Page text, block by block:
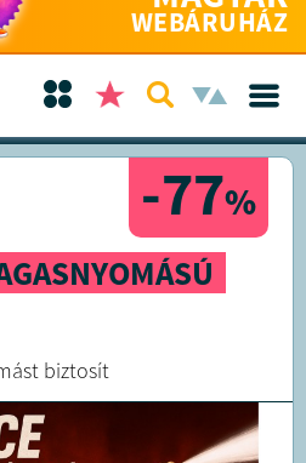
WEBÁRUHÁZ
-77%
biztosít